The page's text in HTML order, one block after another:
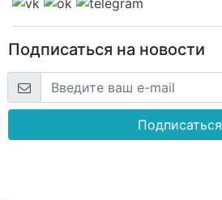
Подписаться на новости
Подписаться